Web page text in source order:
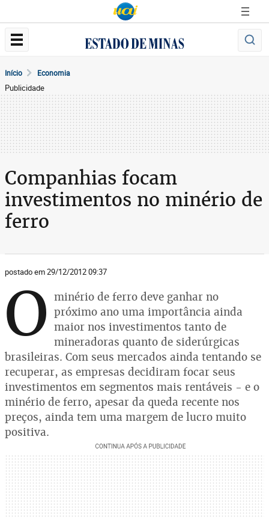
Início Economia
Publicidade
Companhias focam
investimentos no minério de
ferro
postado em 29/12/2012 09:37
O minério de ferro deve ganhar no
próximo ano uma importância ainda
maior nos investimentos tanto de
mineradoras quanto de siderúrgicas
brasileiras. Com seus mercados ainda tentando se
recuperar, as empresas decidiram focar seus
investimentos em segmentos mais rentáveis - e o
minério de ferro, apesar da queda recente nos
preços, ainda tem uma margem de lucro muito
positiva.